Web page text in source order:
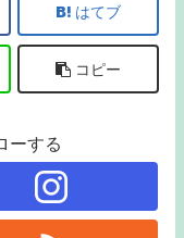
はてブ
コピー
ーする